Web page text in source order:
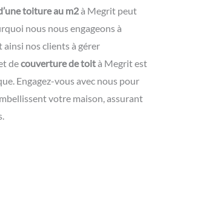
toiture au m2à Megrit peut
nous nous engageons à
nos clients à gérer
decouverture de toità Megrit est
Engagez-vous avec nous pour
votre maison, assurant